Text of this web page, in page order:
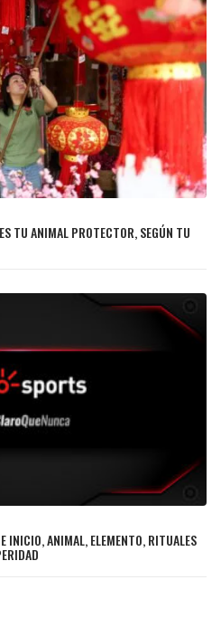
TU ANIMAL PROTECTOR, SEGÚN TU
INICIO, ANIMAL, ELEMENTO, RITUALES